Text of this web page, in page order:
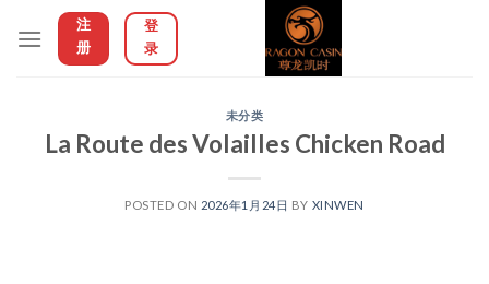
注
册
登
录
未分类
La Route des Volailles Chicken Road
POSTED ON 2026年1月24日 BY XINWEN